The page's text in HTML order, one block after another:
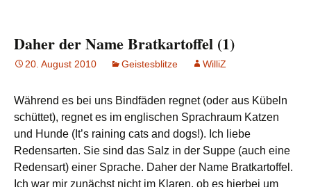
Daher der Name Bratkartoffel (1)
20. August 2010 Geistesblitze WilliZ
Während es bei uns Bindfäden regnet (oder aus Kübeln
schüttet), regnet es im englischen Sprachraum Katzen
und Hunde (It’s raining cats and dogs!). Ich liebe
Redensarten. Sie sind das Salz in der Suppe (auch eine
Redensart) einer Sprache. Daher der Name Bratkartoffel.
Ich war mir zunächst nicht im Klaren, ob es hierbei um